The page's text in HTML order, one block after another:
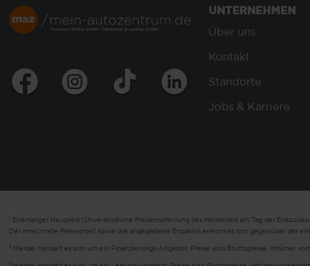
UNTERNEHMEN
Über uns
Kontakt
Standorte
Jobs & Karriere
1 Ehemaliger Neupreis (Unverbindliche Preisempfehlung des Herstellers am Tag der
Der errechnete Preisvorteil sowie die angegebene Ersparnis errechnet sich gegenüber der
2 Hierbei handelt es sich um ein Finanzierungs-Angebot. Preise sind Bruttopreise. Irrtümer
3